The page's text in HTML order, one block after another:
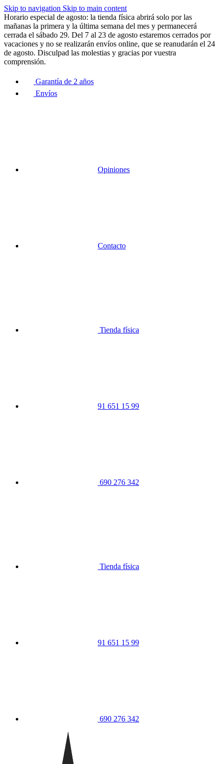
Skip to navigation Skip to main content
Horario especial de agosto: la tienda física abrirá solo por las
mañanas la primera y la última semana del mes y permanecerá
cerrada el sábado 29. Del 7 al 23 de agosto estaremos cerrados por
vacaciones y no se realizarán envíos online, que se reanudarán el 24
de agosto. Disculpad las molestias y gracias por vuestra
comprensión.
Garantía de 2 años
Envíos
Opiniones
Contacto
Tienda física
91 651 15 99
690 276 342
Tienda física
91 651 15 99
690 276 342